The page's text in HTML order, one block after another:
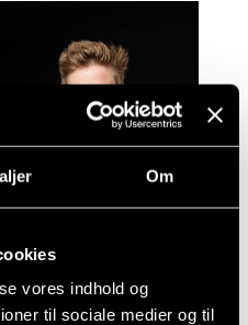
Om
vores indhold og
til sociale medier og til